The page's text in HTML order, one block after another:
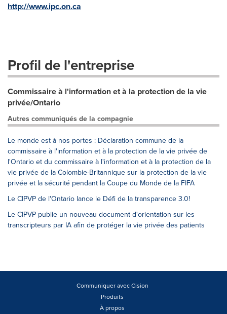
http://www.ipc.on.ca
Profil de l'entreprise
Commissaire à l'information et à la protection de la vie
privée/Ontario
Autres communiqués de la compagnie
Le monde est à nos portes : Déclaration commune de la
commissaire à l'information et à la protection de la vie privée de
l'Ontario et du commissaire à l'information et à la protection de la
vie privée de la Colombie-Britannique sur la protection de la vie
privée et la sécurité pendant la Coupe du Monde de la FIFA
Le CIPVP de l'Ontario lance le Défi de la transparence 3.0!
Le CIPVP publie un nouveau document d'orientation sur les
transcripteurs par IA afin de protéger la vie privée des patients
Communiquer avec Cision
Produits
À propos